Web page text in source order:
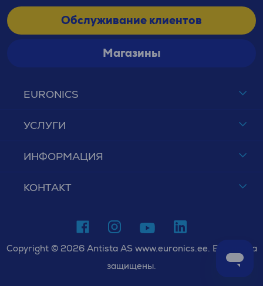
EURONICS
УСЛУГИ
ИНФОРМАЦИЯ
КОНТАКТ
Обслуживание клиентов
Магазины
Copyright © 2026 Antista AS www.euronics.ee. Все права
защищены.